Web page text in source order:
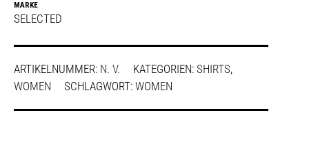
MARKE
SELECTED
ARTIKELNUMMER: N. V. KATEGORIEN: SHIRTS,
WOMEN
SCHLAGWORT: WOMEN